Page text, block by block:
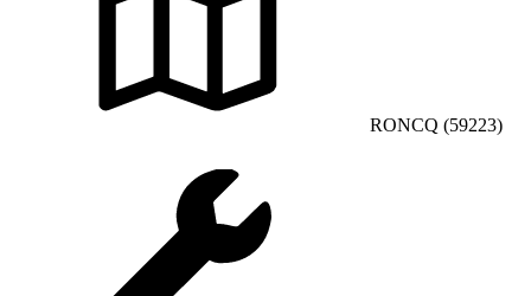
RONCQ (59223)